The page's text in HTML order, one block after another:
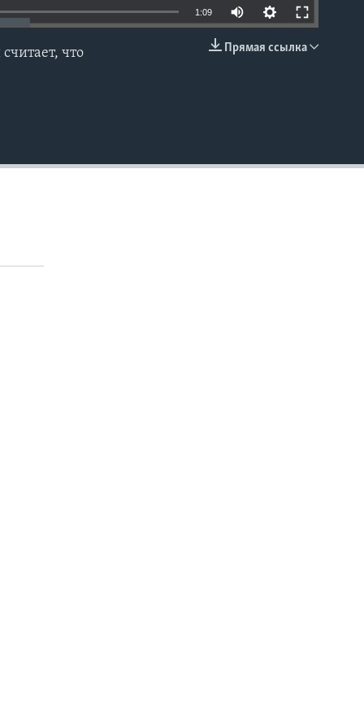
1:09
Прямая ссылка
что